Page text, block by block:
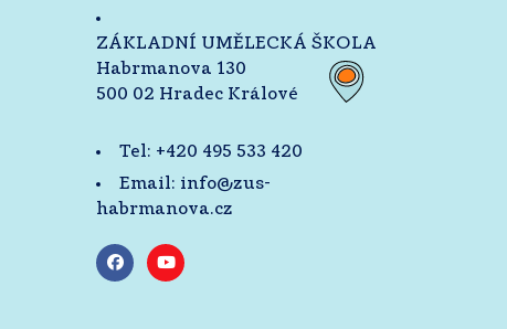
ZÁKLADNÍ UMĚLECKÁ ŠKOLA
Habrmanova 130
500 02 Hradec Králové
Tel: +420 495 533 420
Email: info@zus-
habrmanova.cz